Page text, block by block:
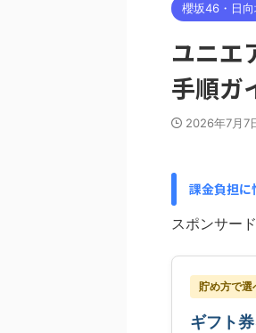
櫻坂46・日
ユニエ
手順ガ
2026年7月7
課金負担に
スポンサー
貯め方で選
ギフト